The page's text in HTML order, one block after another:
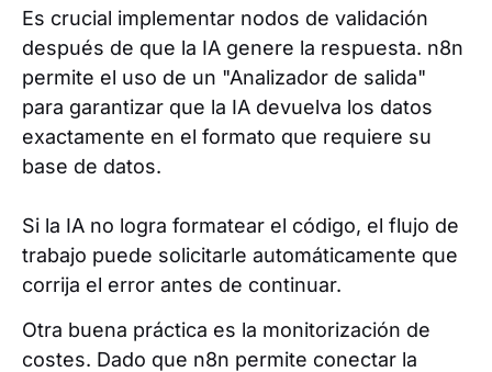
Es crucial implementar nodos de validación
después de que la IA genere la respuesta. n8n
permite el uso de un "Analizador de salida"
para garantizar que la IA devuelva los datos
exactamente en el formato que requiere su
base de datos.
Si la IA no logra formatear el código, el flujo de
trabajo puede solicitarle automáticamente que
corrija el error antes de continuar.
Otra buena práctica es la monitorización de
costes. Dado que n8n permite conectar la